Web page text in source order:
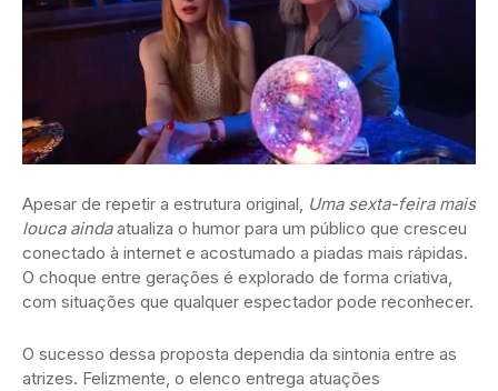
Apesar de repetir a estrutura original, Uma sexta-feira mais
louca aindaatualiza o humor para um público que cresceu
conectado à internet e acostumado a piadas mais rápidas.
O choque entre gerações é explorado de forma criativa,
com situações que qualquer espectador pode reconhecer.
O sucesso dessa proposta dependia da sintonia entre as
atrizes. Felizmente, o elenco entrega atuações